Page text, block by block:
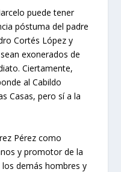
puede tener
póstuma del padre
Cortés López y
exonerados de
Ciertamente,
al Cabildo
Casas, pero sí a la
Pérez como
y promotor de la
demás hombres y